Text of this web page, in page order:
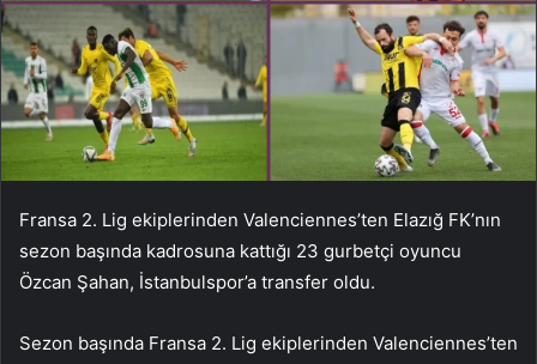
Fransa 2. Lig ekiplerinden Valenciennes’ten Elazığ FK’nın
sezon başında kadrosuna kattığı 23 gurbetçi oyuncu
Özcan Şahan, İstanbulspor’a transfer oldu.
Sezon başında Fransa 2. Lig ekiplerinden Valenciennes’ten